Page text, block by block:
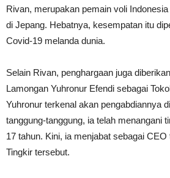
Rivan, merupakan pemain voli
di Jepang. Hebatnya, kesempatan itu
Covid-19 melanda dunia.
Selain Rivan, penghargaan juga
Lamongan Yuhronur Efendi sebagai
Yuhronur terkenal akan pengabdiannya
tanggung-tanggung, ia telah menangani
17 tahun. Kini, ia menjabat sebagai
Tingkir tersebut.